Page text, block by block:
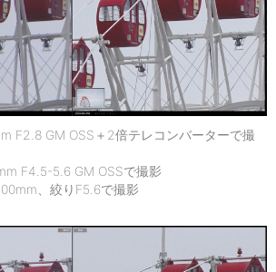
F2.8 GM OSS＋2倍テレコンバーターで撮
F4.5-5.6 GM OSSで撮影
、絞りF5.6で撮影